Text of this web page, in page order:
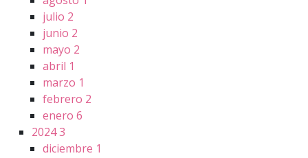
julio 2
junio 2
mayo 2
abril 1
marzo 1
febrero 2
enero 6
20243
diciembre 1